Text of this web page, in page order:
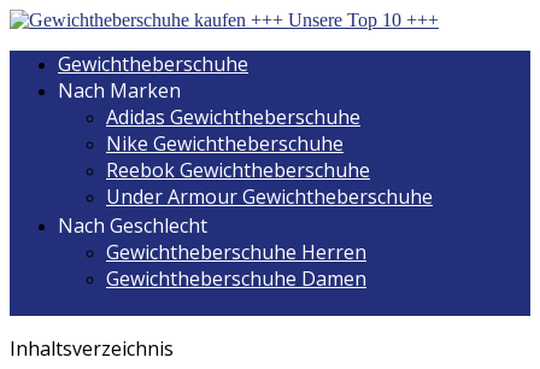
Gewichtheberschuhe
Nach Marken
Adidas Gewichtheberschuhe
Nike Gewichtheberschuhe
Reebok Gewichtheberschuhe
Under Armour Gewichtheberschuhe
Nach Geschlecht
Gewichtheberschuhe Herren
Gewichtheberschuhe Damen
Inhaltsverzeichnis